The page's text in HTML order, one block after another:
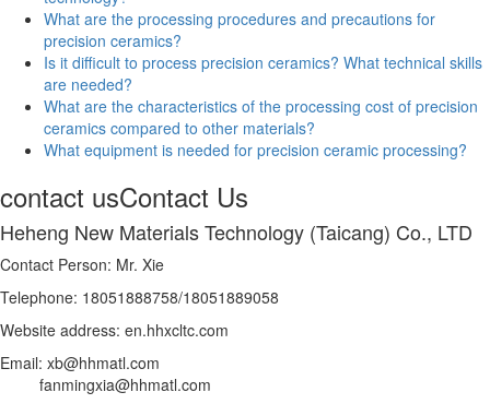
What are the processing procedures and precautions for
precision ceramics?
Is it difficult to process precision ceramics? What technical skills
are needed?
What are the characteristics of the processing cost of precision
ceramics compared to other materials?
What equipment is needed for precision ceramic processing?
contact usContact Us
Heheng New Materials Technology (Taicang) Co., LTD
Contact Person: Mr. Xie
Telephone: 18051888758/18051889058
Website address: en.hhxcltc.com
Email: xb@hhmatl.com
fanmingxia@hhmatl.com